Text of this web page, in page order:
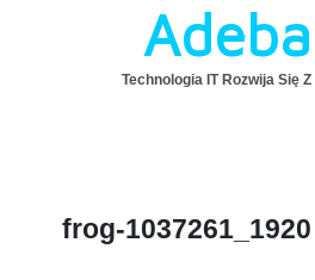
Technologia IT Rozwija Się
frog-1037261_1920